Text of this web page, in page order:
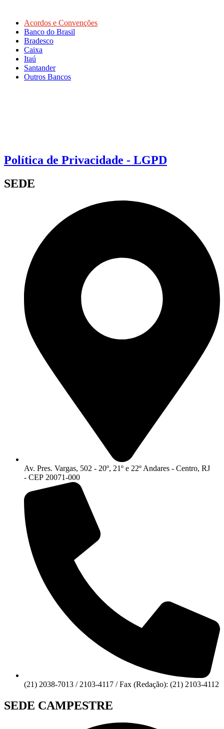
Acordos e Convenções
Banco do Brasil
Bradesco
Caixa
Itaú
Santander
Outros Bancos
Política de Privacidade - LGPD
SEDE
Av. Pres. Vargas, 502 - 20º, 21º e 22º Andares - Centro, RJ
- CEP 20071-000
(21) 2038-7013 / 2103-4117 / Fax (Redação): (21) 2103-4112
SEDE CAMPESTRE